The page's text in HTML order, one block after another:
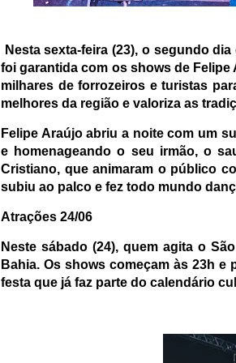
Nesta sexta-feira (23), o segundo
foi garantida com os shows de Felipe
milhares de forrozeiros e turistas
melhores da região e valoriza as
Felipe Araújo abriu a noite com um
e homenageando o seu irmão, o
Cristiano, que animaram o público
subiu ao palco e fez todo mundo
Atrações 24/06
Neste sábado (24), quem agita o
Bahia. Os shows começam às 23h
festa que já faz parte do calendário